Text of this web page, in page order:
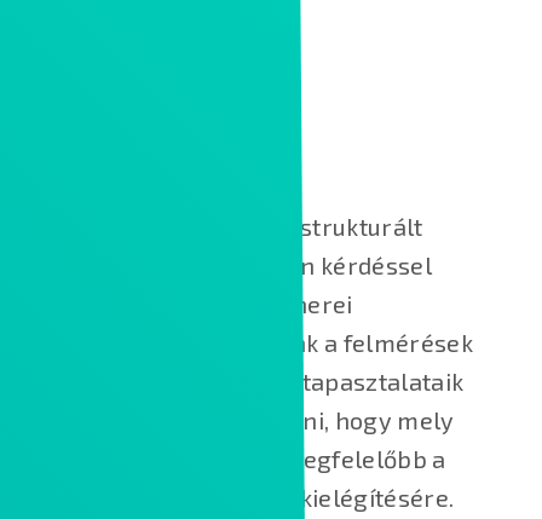
A Kontron szakemberei a strukturált
hálózatot érintő bármilyen kérdéssel
kapcsolatban állnak partnerei
rendelkezésére. Kollégáink a felmérések
során szerzett gyakorlati tapasztalataik
alapján segítenek eldönteni, hogy mely
műszaki megoldás a legmegfelelőbb a
megfogalmazott igények kielégítésére.